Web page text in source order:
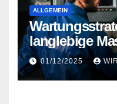
ALLGEMEIN
langlebige
Anlagen
01/12/2025